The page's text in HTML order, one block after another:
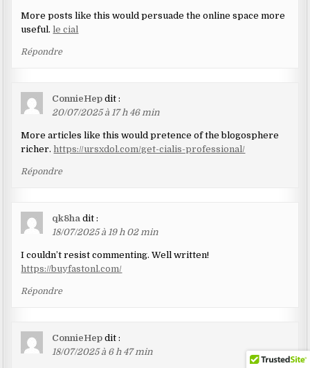
More posts like this would persuade the online space more
useful.le cial
Répondre
ConnieHep dit :
20/07/2025 à 17 h 46 min
More articles like this would pretence of the blogosphere
richer. https://ursxdol.com/get-cialis-professional/
Répondre
qk8ha dit :
18/07/2025 à 19 h 02 min
I couldn’t resist commenting. Well written!
https://buyfastonl.com/
Répondre
ConnieHep dit :
18/07/2025 à 6 h 47 min